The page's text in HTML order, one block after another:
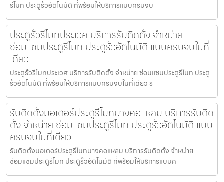
รีโมท ประตูรั้วอัตโนมัติ ที่พร้อมให้บริการแบบครบจบ
ประตูรั้วรีโมทประเวศ บริการรับติดตั้ง จำหน่าย
ซ่อมแซมประตูรีโมท ประตูรั้วอัตโนมัติ แบบครบจบในที่
เดียว
ประตูรั้วรีโมทประเวศ บริการรับติดตั้ง จำหน่าย ซ่อมแซมประตูรีโมท ประตู
รั้วอัตโนมัติ ที่พร้อมให้บริการแบบครบจบในที่เดียว ร
รับติดตั้งมอเตอร์ประตูรีโมทบางคอแหลม บริการรับติด
ตั้ง จำหน่าย ซ่อมแซมประตูรีโมท ประตูรั้วอัตโนมัติ แบบ
ครบจบในที่เดียว
รับติดตั้งมอเตอร์ประตูรีโมทบางคอแหลม บริการรับติดตั้ง จำหน่าย
ซ่อมแซมประตูรีโมท ประตูรั้วอัตโนมัติ ที่พร้อมให้บริการแบบค